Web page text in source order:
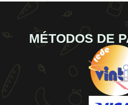
MÉTODOS DE